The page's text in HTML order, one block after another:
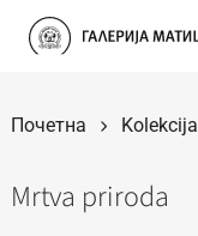
Прескочи
Почетна Kolekcija
Mrtva priroda